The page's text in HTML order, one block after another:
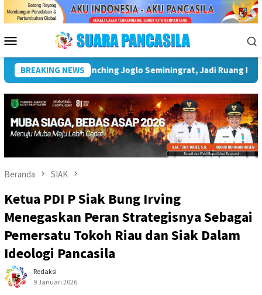
Menu
Mobile
BREAKING NEWS
Aji dan Budaya Nusantara Wakil Wali Kota Lubuk
Beranda SIAK
Ketua PDI P Siak Bung Irving
Menegaskan Peran Strategisnya Sebagai
Pemersatu Tokoh Riau dan Siak Dalam
Ideologi Pancasila
Redaksi
9 Januari 2026